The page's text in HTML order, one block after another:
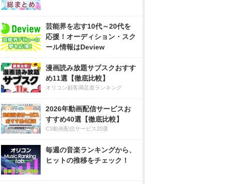
芸能界を志す10代～20代を
応援！オーディション・スク
ール情報はDeview
漫画読み放題サブスクおすす
め11選【徹底比較】
オリコン顧客満足度ランキング
2026年動画配信サービスお
すすめ40選【徹底比較】
CS動画配信サービス20選
毎週の音楽ランキングから、
ヒットの推移をチェック！